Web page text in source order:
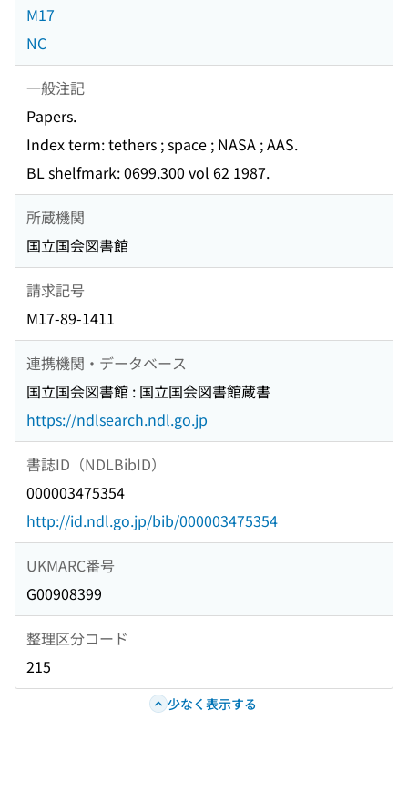
M17
NC
一般注記
Papers.
Index term: tethers ; space ; NASA ; AAS.
BL shelfmark: 0699.300 vol 62 1987.
所蔵機関
国立国会図書館
請求記号
M17-89-1411
連携機関・データベース
国立国会図書館 : 国立国会図書館蔵書
https://ndlsearch.ndl.go.jp
書誌ID（NDLBibID）
000003475354
http://id.ndl.go.jp/bib/000003475354
UKMARC番号
G00908399
整理区分コード
215
少なく表示する